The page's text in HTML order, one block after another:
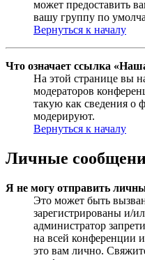
может предоставить
вашу группу по
Вернуться к началу
Что означает ссылка
На этой странице вы
модераторов
такую как сведения о
модерируют.
Вернуться к началу
Личные
Я не могу отправить
Это может быть
зарегистрированы и/
администратор
на всей конференции
это вам лично.